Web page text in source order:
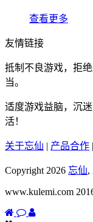
查看更多
友情链接
抵制不良游戏，拒
当。
适度游戏益脑，沉
活！
关于忘仙 | 产品合作 |
Copyright 2026 忘仙,
www.kulemi.com